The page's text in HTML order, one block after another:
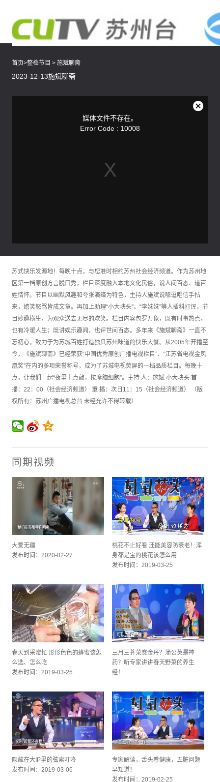
首页>整档节目 > 施斌聊斋
2023-12-13施斌聊斋
媒体文件不存在。
Error Code : 10008
关
苏式快乐发源地！每晚十点，与您准时相约苏州社会经济频道。作为苏州地
区第一档原创方言脱口秀，栏目深度融入本地文化民俗，说人间百态、道百
姓情怀。节目以幽默风趣和夸张演绎为特色，主持人施斌说噱逗唱信手拈
来，嬉笑怒骂皆成文章。再加上助理“小大块头”、“李妹妹”等人插科打诨，节
目妙趣横生，为观众送去无尽的欢笑。栏目内容包罗万象，既有时事热点，
也有冷暖人生；既讲娱乐趣闻，也评世间百态。多年来《施斌聊斋》一直不
忘初心，致力于为苏城百姓打造独具苏州味道的快乐大餐。从2005年开播至
今，《施斌聊斋》已经荣获“中国优秀原创广播电视栏目”、“江苏省电视金凤
凰奖”在内的多项荣誉称号，成为了苏城电视荧屏的一档品质栏目。每晚十
点，让我们一起“夜里十点敲，按摩脑细胞”。主持 人：施斌 小大块头 首
播：22：00（社会经济频道） 重 播：次日11：15（社会经济频道） （版
权所有：苏州广播电视总台 未经允许不得转载）
同期视频
大爱无疆
发布时间：2020-02-27
桃花不止好看 还能美容防衰老！浑
身都是宝的桃花该怎么用
发布时间：2019-03-25
春天到采蜜忙 形形色色的蜂蜜该怎
么选、怎么吃
发布时间：2019-03-25
三月三荠菜赛金丹？蒲公英是神
药？听专家讲讲春天野菜的养生
经！
隐藏在大IP里的弦索叮咚
发布时间：2019-03-06
专家解读，舌头看健康，五脏问题
早知道！
发布时间：2019-02-25